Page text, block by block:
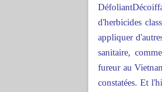
d'herbicides
appliquer
sanitaire,
fureur au
constatées. Et